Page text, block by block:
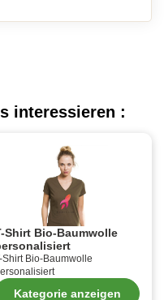
interessieren :
Shirt Bio-Baumwolle
Shirt Bio-Baumwolle
Kategorie anzeigen